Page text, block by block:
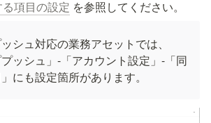
項目の設定 を参照してください。
シュ対応の業務アセットでは、
プッシュ」-「アカウント設定」-「同
にも設定箇所があります。